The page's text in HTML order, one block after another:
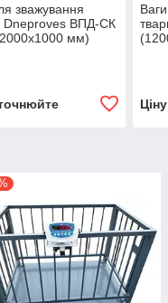
зважування
Dneproves ВПД-СК
мм)